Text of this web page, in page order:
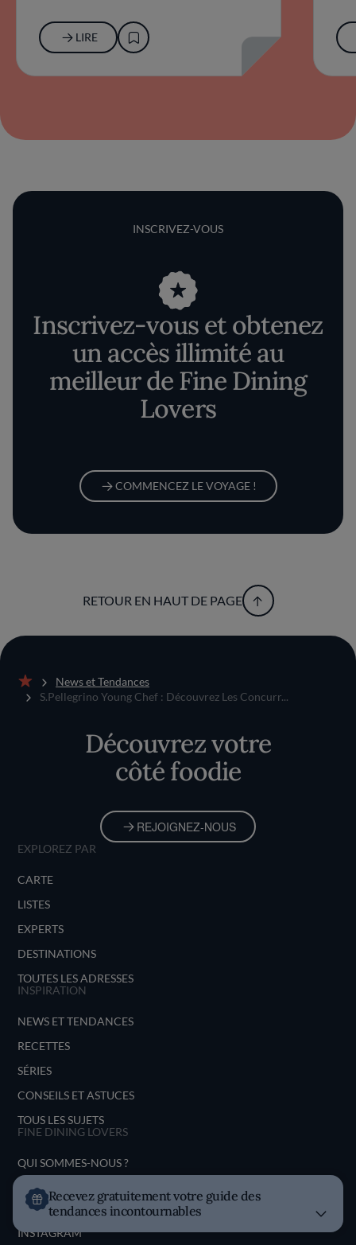
LIRE
INSCRIVEZ-VOUS
Inscrivez-vous et obtenez
un accès illimité au
meilleur de Fine Dining
Lovers
COMMENCEZ LE VOYAGE !
RETOUR EN HAUT DE PAGE
Accueil
News et Tendances
S.Pellegrino Young Chef : Découvrez Les Concurr...
Découvrez votre
côté foodie
REJOIGNEZ-NOUS
EXPLOREZ PAR
CARTE
LISTES
EXPERTS
DESTINATIONS
TOUTES LES ADRESSES
INSPIRATION
NEWS ET TENDANCES
RECETTES
SÉRIES
CONSEILS ET ASTUCES
TOUS LES SUJETS
FINE DINING LOVERS
QUI SOMMES-NOUS ?
REJOIGNEZ FDL
SUIVEZ-NOUS SUR
INSTAGRAM
Recevez gratuitement votre guide des
tendances incontournables